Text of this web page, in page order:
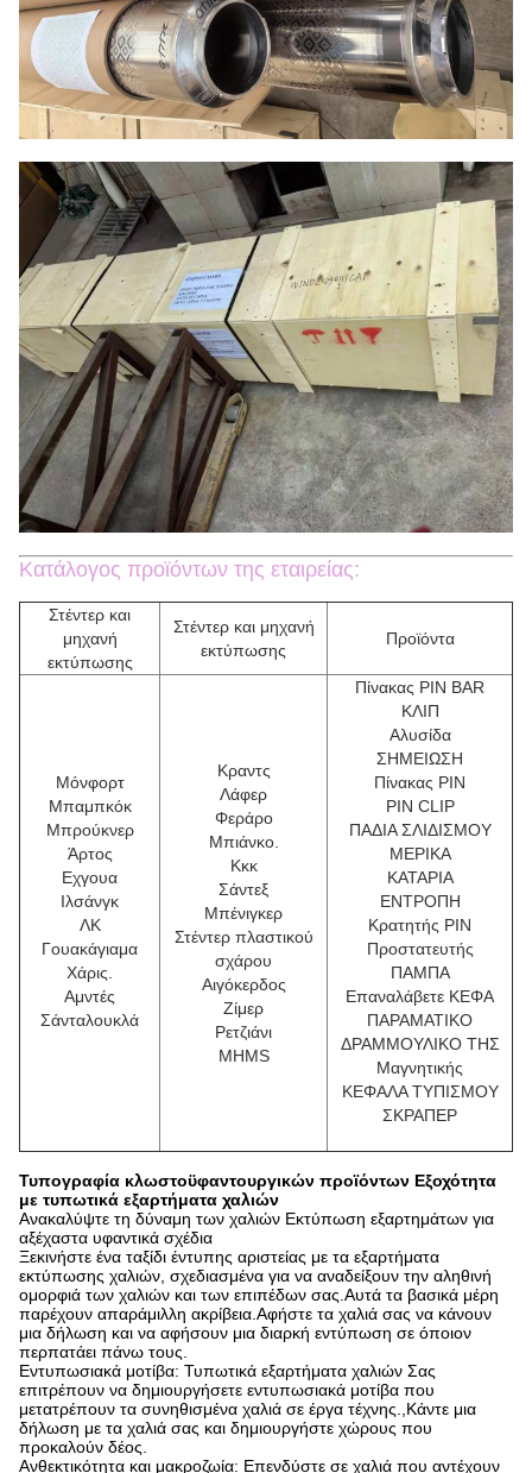
Κατάλογος προϊόντων της εταιρείας:
Στέντερ και
μηχανή
εκτύπωσης
Στέντερ και μηχανή
εκτύπωσης
Προϊόντα
Μόνφορτ
Μπαμπκόκ
Μπρούκνερ
Άρτος
Εχγουα
Ιλσάνγκ
ΛΚ
Γουακάγιαμα
Χάρις.
Αμντές
Σάνταλουκλά
Κραντς
Λάφερ
Φεράρο
Μπιάνκο.
Κκκ
Σάντεξ
Μπένιγκερ
Στέντερ πλαστικού
σχάρου
Αιγόκερδος
Ζίμερ
Ρετζιάνι
MHMS
Πίνακας PIN BAR
ΚΛΙΠ
Αλυσίδα
ΣΗΜΕΙΩΣΗ
Πίνακας PIN
PIN CLIP
ΠΑΔΙΑ ΣΛΙΔΙΣΜΟΥ
ΜΕΡΙΚΑ
ΚΑΤΑΡΙΑ
ΕΝΤΡΟΠΗ
Κρατητής PIN
Προστατευτής
ΠΑΜΠΑ
Επαναλάβετε ΚΕΦΑ
ΠΑΡΑΜΑΤΙΚΟ
ΔΡΑΜΜΟΥΛΙΚΟ ΤΗΣ
Μαγνητικής
ΚΕΦΑΛΑ ΤΥΠΙΣΜΟΥ
ΣΚΡΑΠΕΡ
Τυπογραφία κλωστοϋφαντουργικών προϊόντων Εξοχότητα
με τυπωτικά εξαρτήματα χαλιών
Ανακαλύψτε τη δύναμη των χαλιών Εκτύπωση εξαρτημάτων για
αξέχαστα υφαντικά σχέδια
Ξεκινήστε ένα ταξίδι έντυπης αριστείας με τα εξαρτήματα
εκτύπωσης χαλιών, σχεδιασμένα για να αναδείξουν την αληθινή
ομορφιά των χαλιών και των επιπέδων σας.Αυτά τα βασικά μέρη
παρέχουν απαράμιλλη ακρίβεια.Αφήστε τα χαλιά σας να κάνουν
μια δήλωση και να αφήσουν μια διαρκή εντύπωση σε όποιον
περπατάει πάνω τους.
Εντυπωσιακά μοτίβα: Τυπωτικά εξαρτήματα χαλιών Σας
επιτρέπουν να δημιουργήσετε εντυπωσιακά μοτίβα που
μετατρέπουν τα συνηθισμένα χαλιά σε έργα τέχνης.,Κάντε μια
δήλωση με τα χαλιά σας και δημιουργήστε χώρους που
προκαλούν δέος.
Ανθεκτικότητα και μακροζωία: Επενδύστε σε χαλιά που αντέχουν